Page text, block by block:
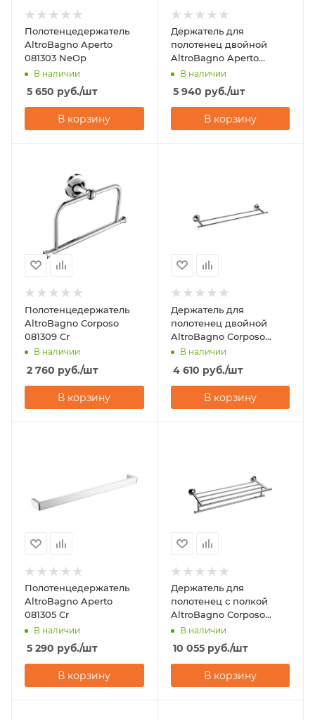
Полотенцедержатель
AltroBagno Aperto
081303 NeOp
В наличии
5 650 руб./шт
В корзину
Держатель для
полотенец двойной
AltroBagno Aperto
081404 Cr
В наличии
5 940 руб./шт
В корзину
Полотенцедержатель
AltroBagno Corposo
081309 Cr
В наличии
2 760 руб./шт
В корзину
Держатель для
полотенец двойной
AltroBagno Corposo
081406 Cr
В наличии
4 610 руб./шт
В корзину
Полотенцедержатель
AltroBagno Aperto
081305 Cr
В наличии
5 290 руб./шт
В корзину
Держатель для
полотенец с полкой
AltroBagno Corposo
081506 Cr
В наличии
10 055руб./шт
В корзину